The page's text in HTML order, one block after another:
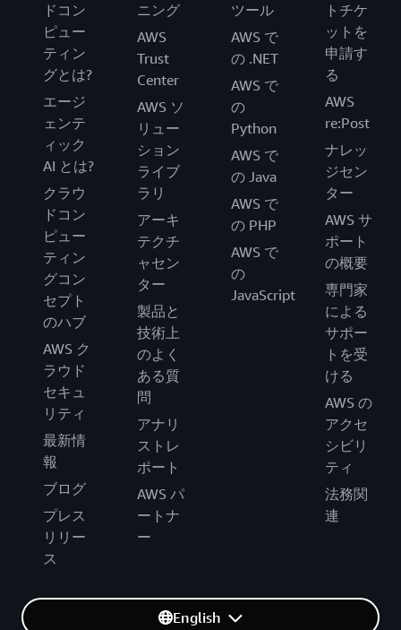
ドコン
ピュー
ティン
グとは?
エージ
ェンテ
ィック
AI とは?
クラウ
ドコン
ピュー
ティン
グコン
セプト
のハブ
AWS ク
ラウド
セキュ
リティ
最新情
報
ブログ
プレス
リリー
ス
ニング
AWS
Trust
Center
AWS ソ
リュー
ション
ライブ
ラリ
アーキ
テクチ
ャセン
ター
製品と
技術上
のよく
ある質
問
アナリ
ストレ
ポート
AWS パ
ートナ
ー
ツール
AWS で
の .NET
AWS で
の
Python
AWS で
の Java
AWS で
の PHP
AWS で
の
JavaScript
トチケ
ットを
申請す
る
AWS
re:Post
ナレッ
ジセン
ター
AWS サ
ポート
の概要
専門家
による
サポー
トを受
ける
AWS の
アクセ
シビリ
ティ
法務関
連
English